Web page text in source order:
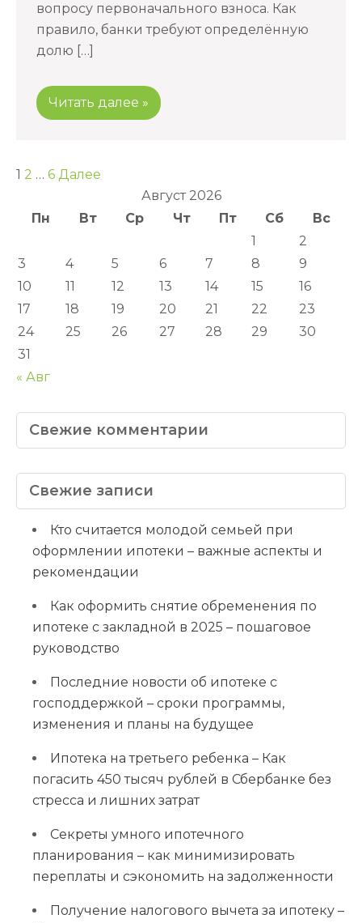
вопросу первоначального взноса. Как
правило, банки требуют определённую
долю […]
Читать далее »
Пагинация
1 2 … 6 Далее
Август 2026
Пн
Вт Ср Чт Пт Сб
Вс
1
2
3
4 5 6 7 8
9
10
11 12 13 14 15
16
17
18 19 20 21 22
23
24
25 26 27 28 29
30
31
« Авг
Свежие комментарии
Свежие записи
Кто считается молодой семьей при
оформлении ипотеки – важные аспекты и
рекомендации
Как оформить снятие обременения по
ипотеке с закладной в 2025 – пошаговое
руководство
Последние новости об ипотеке с
господдержкой – сроки программы,
изменения и планы на будущее
Ипотека на третьего ребенка – Как
погасить 450 тысяч рублей в Сбербанке без
стресса и лишних затрат
Секреты умного ипотечного
планирования – как минимизировать
переплаты и сэкономить на задолженности
Получение налогового вычета за ипотеку –